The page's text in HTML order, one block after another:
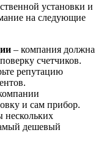
установки и
на следующие
– компания должна
счетчиков.
репутацию
и сам прибор.
нескольких
дешевый